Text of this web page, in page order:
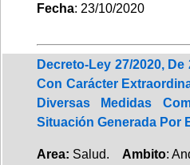
Fecha: 23/10/2020
Decreto-Ley 27/2020,
Con Carácter
Diversas Medidas
Situación Generada Por
Area: Salud. Ambito: